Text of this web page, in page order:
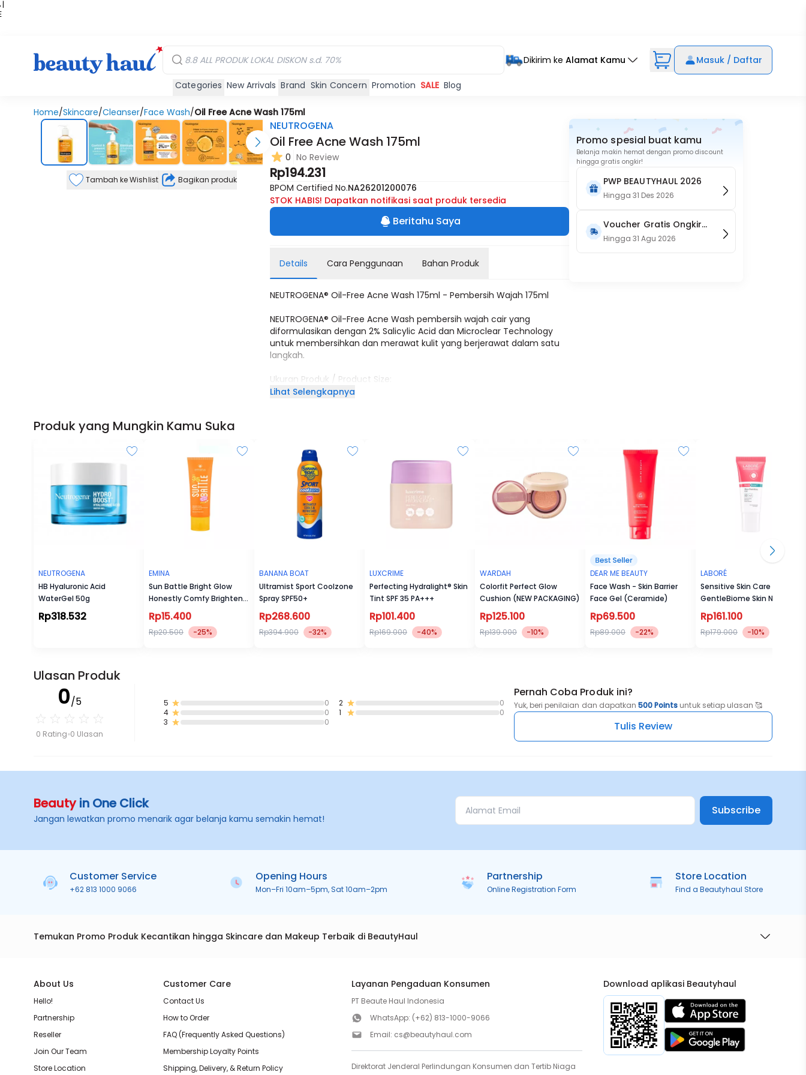
|
Dikirim ke Alamat Kamu Masuk / Daftar
Categories New Arrivals Brand Skin Concern Promotion SALE Blog
Home/Skincare/Cleanser/Face Wash/Oil Free Acne Wash 175ml
Tambah ke Wishlist Bagikan produk
NEUTROGENA
Oil Free Acne Wash 175ml
0 No Review
Rp194.231
BPOM Certified No.NA26201200076
STOK HABIS! Dapatkan notifikasi saat produk tersedia
Beritahu Saya
Details Cara Penggunaan Bahan Produk
NEUTROGENA® Oil-Free Acne Wash 175ml - Pembersih Wajah 175ml
NEUTROGENA® Oil-Free Acne Wash pembersih wajah cair yang
diformulasikan dengan 2% Salicylic Acid dan Microclear Technology
untuk membersihkan dan merawat kulit yang berjerawat dalam satu
langkah.
Ukuran Produk / Product Size:
175ml
membuat kulit terlalu kering
Klaim Produk / Product Claim: (bullet points)
- Dengan Microclear Technology
- Mengandung 2% Salicylic Acid
- Tidak membuat kulit terlalu kering
Lihat Selengkapnya
Promo spesial buat kamu
Belanja makin hemat dengan promo discount
hingga gratis ongkir!
PWP BEAUTYHAUL 2026
Hingga31 Des 2026
Voucher Gratis Ongkir
15RB (Only on Website)
Hingga31 Agu 2026
Produk yang Mungkin Kamu Suka
NEUTROGENA
HB Hyaluronic Acid
WaterGel 50g
Rp318.532
EMINA
Sun Battle Bright Glow
Honestly Comfy Brighten
& Repair Barrier Airy Sun
Protection SPF 35 PA+++
Rp15.400
Rp20.500 -25%
BANANA BOAT
Ultramist Sport Coolzone
Spray SPF50+
Rp268.600
Rp394.900 -32%
LUXCRIME
Perfecting Hydralight® Skin
Tint SPF 35 PA+++
Rp101.400
Rp169.000 -40%
WARDAH
Colorfit Perfect Glow
Cushion (NEW PACKAGING)
Rp125.100
Rp139.000 -10%
DEAR ME BEAUTY
Face Wash - Skin Barrier
Face Gel (Ceramide)
Rp69.500
Rp89.000 -22%
LABORÉ
Sensitive Skin Care
GentleBiome Skin Nutrition
Gel
Rp161.100
Rp179.000 -10%
Ulasan Produk
0/5
0 Rating 0 Ulasan
5
0
4
0
3
0
2
0
1
0
Pernah Coba Produk ini?
Yuk, beri penilaian dan dapatkan 500 Points untuk setiap ulasan 🥰
Tulis Review
Beautyin One Click
Jangan lewatkan promo menarik agar belanja kamu semakin hemat!
Subscribe
Customer Service
+62 813 1000 9066
Opening Hours
Mon–Fri 10am–5pm, Sat 10am–2pm
Partnership
Online Registration Form
Store Location
Find a Beautyhaul Store
Temukan Promo Produk Kecantikan hingga Skincare dan Makeup Terbaik di BeautyHaul
About Us
Hello!
Partnership
Reseller
Join Our Team
Store Location
Customer Care
Contact Us
How to Order
FAQ (Frequently Asked Questions)
Membership Loyalty Points
Shipping, Delivery, & Return Policy
Layanan Pengaduan Konsumen
PT Beaute Haul Indonesia
WhatsApp: (+62) 813-1000-9066
Email: cs@beautyhaul.com
Direktorat Jenderal Perlindungan Konsumen dan Tertib Niaga
Download aplikasi Beautyhaul